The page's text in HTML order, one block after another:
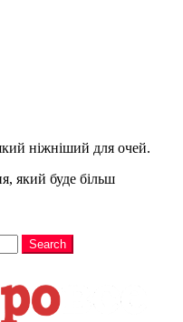
ніжніший для очей.
який буде більш
Search